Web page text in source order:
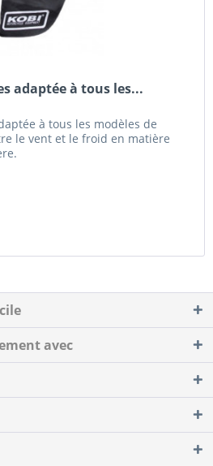
adaptée à tous les...
à tous les modèles de
le vent et le froid en matière
avec